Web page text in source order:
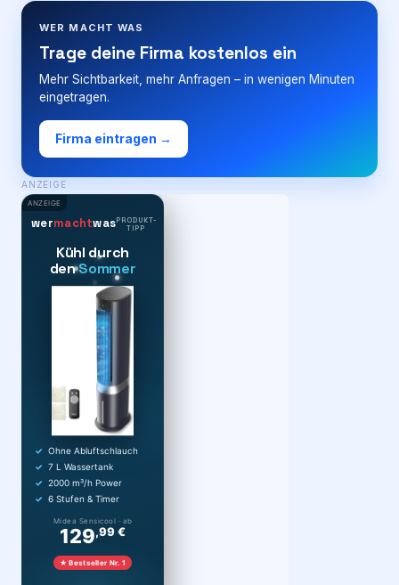
WER MACHT WAS
Trage deine Firma kostenlos ein
Mehr Sichtbarkeit, mehr Anfragen – in wenigen Minuten
eingetragen.
Firma eintragen →
ANZEIGE
ANZEIGE
wermachtwasPRODUKT-
TIPP
Kühl durch
denSommer
Ohne Abluftschlauch
7 L Wassertank
2000 m³/h Power
6 Stufen & Timer
Midea Sensicool · ab
129,99 €
★ Bestseller Nr. 1